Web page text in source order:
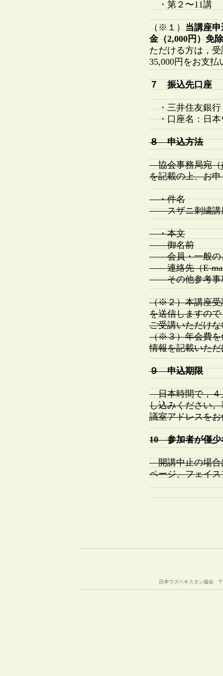
・第２〜11講
（※１）当講座
金（2,000円）免除
ただける方は，
35,000円をお支払
７ 振込先口座
・三井住友銀
・口座名：日本
８ 申込方法
協会事務局宛（
を記載の上、お
・件名
スザニ刺繍講
・本文
御名前
会員・一般の
連絡先（E-
その他参考事
（※２）本講座受
を送信しますの
ご受講いただけ
（※３）年会費を
情報を記載いた
９ 申込期限
日本時間で，４
し込みください
議室アドレスを
10 参加者が僅少
開講中止の場合
ページ、フェイ
日本ウズベキスタン協会